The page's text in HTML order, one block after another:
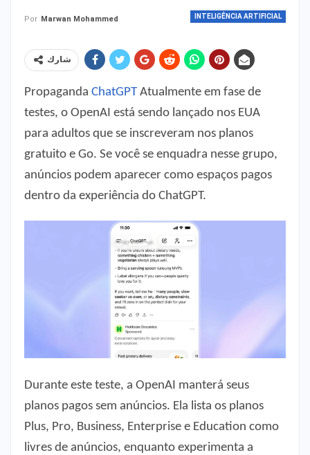
INTELIGÊNCIA ARTIFICIAL
Por Marwan Mohammed
شارك
Propaganda ChatGPT Atualmente em fase de
testes, o OpenAI está sendo lançado nos EUA
para adultos que se inscreveram nos planos
gratuito e Go. Se você se enquadra nesse grupo,
anúncios podem aparecer como espaços pagos
dentro da experiência do ChatGPT.
Durante este teste, a OpenAI manterá seus
planos pagos sem anúncios. Ela lista os planos
Plus, Pro, Business, Enterprise e Education como
livres de anúncios, enquanto experimenta a